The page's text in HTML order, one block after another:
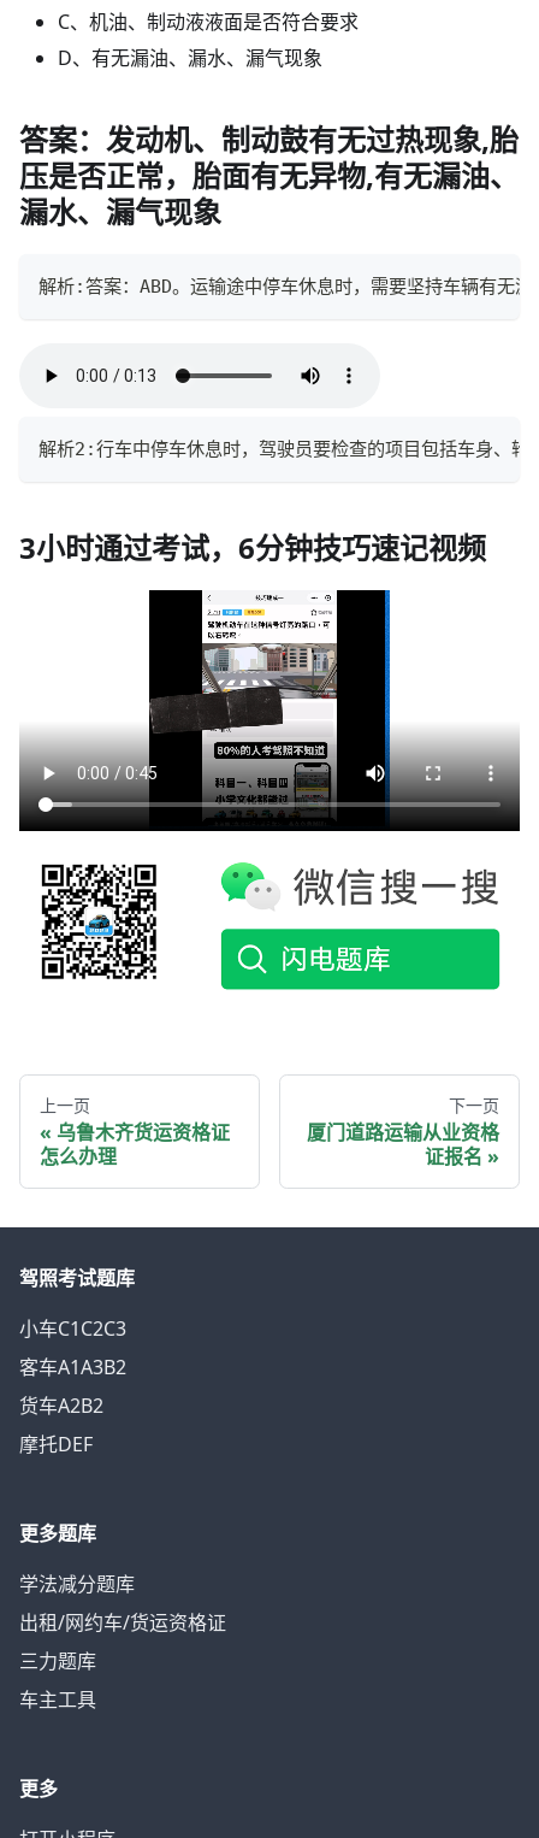
C、机油、制动液液面是否符合要求
D、有无漏油、漏水、漏气现象
答案：发动机、制动鼓有无过热现象,胎
压是否正常，胎面有无异物,有无漏油、
漏水、漏气现象
解析:答案：ABD。运输途中停车休息时，需要坚持车辆有无
解析2:行车中停车休息时，驾驶员要检查的项目包括车身、
3小时通过考试，6分钟技巧速记视频
上一页
乌鲁木齐货运资格证
怎么办理
下一页
厦门道路运输从业资格
证报名
驾照考试题库
小车C1C2C3
客车A1A3B2
货车A2B2
摩托DEF
更多题库
学法减分题库
出租/网约车/货运资格证
三力题库
车主工具
更多